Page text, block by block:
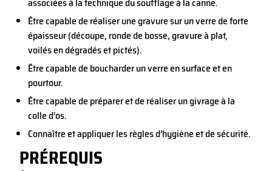
Être capable de réaliser une gravure sur un verre de forte
épaisseur (découpe, ronde de bosse, gravure à plat,
voilés en dégradés et pictés).
Être capable de boucharder un verre en surface et en
pourtour.
Être capable de préparer et de réaliser un givrage à la
colle d’os.
Connaître et appliquer les règles d’hygiène et de sécurité.
PRÉREQUIS